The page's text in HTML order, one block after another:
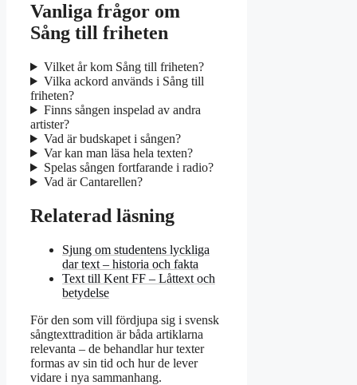
Vanliga frågor om
Sång till friheten
Vilket år kom Sång till friheten?
Vilka ackord används i Sång till
friheten?
Finns sången inspelad av andra
artister?
Vad är budskapet i sången?
Var kan man läsa hela texten?
Spelas sången fortfarande i radio?
Vad är Cantarellen?
Relaterad läsning
Sjung om studentens lyckliga
dar text – historia och fakta
Text till Kent FF – Låttext och
betydelse
För den som vill fördjupa sig i svensk
sångtexttradition är båda artiklarna
relevanta – de behandlar hur texter
formas av sin tid och hur de lever
vidare i nya sammanhang.